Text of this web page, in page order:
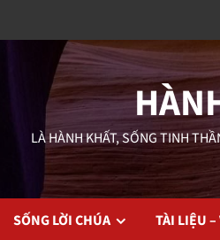
LÀ HÀNH KHẤT, SỐNG TINH
SỐNG LỜI CHÚA TÀI LIỆU